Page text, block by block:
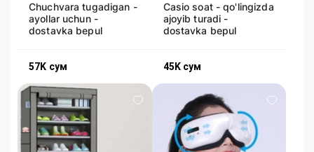
Chuchvara tugadigan -
ayollar uchun -
dostavka bepul
57K сум
Casio soat - qo'lingizda
ajoyib turadi -
dostavka bepul
45K сум